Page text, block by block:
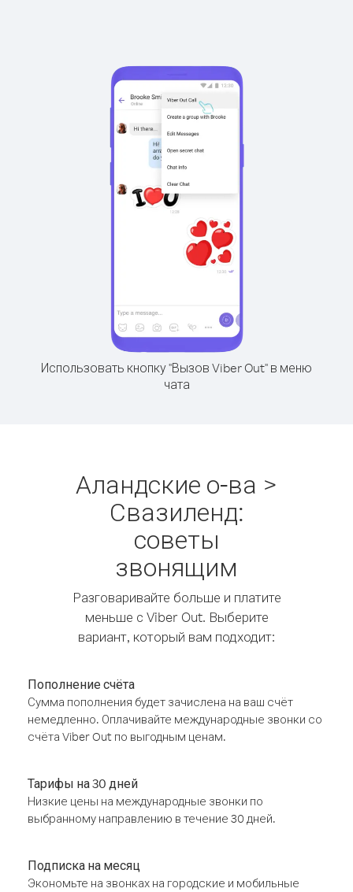
Использовать кнопку "Вызов Viber Out" в меню
чата
Аландские о-ва >
Свазиленд:
советы
звонящим
Разговаривайте больше и платите
меньше с Viber Out. Выберите
вариант, который вам подходит:
Пополнение счёта
Сумма пополнения будет зачислена на ваш счёт
немедленно. Оплачивайте международные звонки со
счёта Viber Out по выгодным ценам.
Тарифы на 30 дней
Низкие цены на международные звонки по
выбранному направлению в течение 30 дней.
Подписка на месяц
Экономьте на звонках на городские и мобильные